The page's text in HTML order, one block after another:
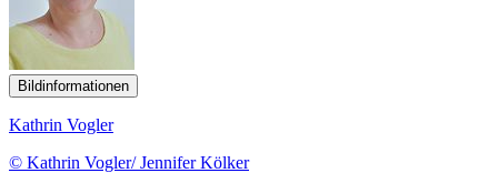
Bildinformationen
Kathrin Vogler
© Kathrin Vogler/ Jennifer Kölker